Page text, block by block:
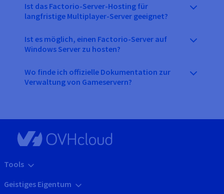
Ist das Factorio-Server-Hosting für
langfristige Multiplayer-Server geeignet?
Ist es möglich, einen Factorio-Server auf
Windows Server zu hosten?
Wo finde ich offizielle Dokumentation zur
Verwaltung von Gameservern?
Tools
Geistiges Eigentum